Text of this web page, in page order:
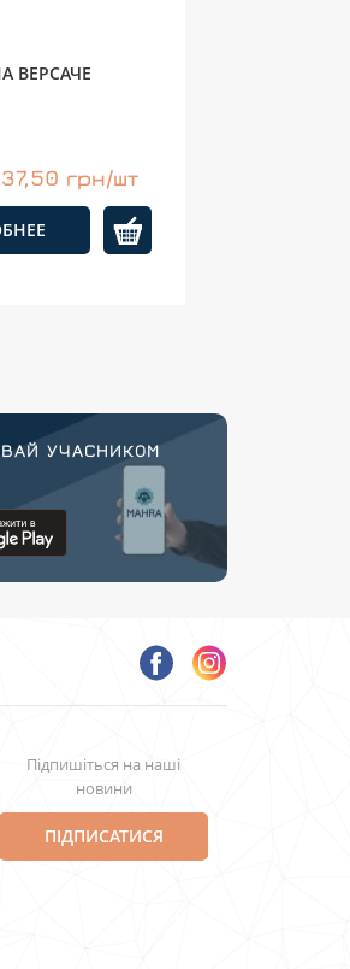
ВЕРСАЧЕ
грн/шт
УЧАСНИКОМ
Підпишіться на наші
новини
ПІДПИСАТИСЯ